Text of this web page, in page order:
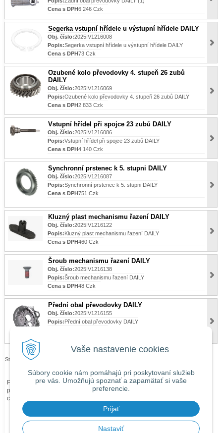
Vaše nastavenie cookies
Súbory cookie nám pomáhajú pri poskytovaní služieb
pre vás. Umožňujú spoznať a zapamätať si vaše
preferencie.
Prijať
Nastaviť
Cena s DPH6 246 Czk
Segerka vstupní hřídele u výstupní hřídele DAILY
Obj. číslo:2025IV1216008
Popis:Segerka vstupní hřídele u výstupní hřídele DAILY
Cena s DPH73 Czk
Ozubené kolo převodovky 4. stupeň 26 zubů
DAILY
Obj. číslo:2025IV1216069
Popis:Ozubené kolo převodovky 4. stupeň 26 zubů DAILY
Cena s DPH2 833 Czk
Vstupní hřídel při spojce 23 zubů DAILY
Obj. číslo:2025IV1216086
Popis:Vstupní hřídel při spojce 23 zubů DAILY
Cena s DPH4 140 Czk
Synchronní prstenec k 5. stupni DAILY
Obj. číslo:2025IV1216087
Popis:Synchronní prstenec k 5. stupni DAILY
Cena s DPH751 Czk
Kluzný plast mechanismu řazení DAILY
Obj. číslo:2025IV1216122
Popis:Kluzný plast mechanismu řazení DAILY
Cena s DPH460 Czk
Šroub mechanismu řazení DAILY
Obj. číslo:2025IV1216138
Popis:Šroub mechanismu řazení DAILY
Cena s DPH48 Czk
Přední obal převodovky DAILY
Obj. číslo:2025IV1216155
Popis:Přední obal převodovky DAILY
Stránky: 1
Při zaslání zboží mimo území České republiky budou ke každé objednávce
přičteny náklady na dopravu mimo území ČR dle
ceně Vás budeme předem informovat telefonicky nebo e-mailem.